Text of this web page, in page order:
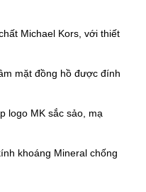
Michael Kors, với thiết
mặt đồng hồ được đính
logo MK sắc sảo, mạ
khoáng Mineral chống